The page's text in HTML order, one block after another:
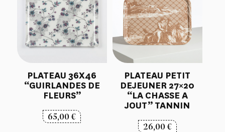
PLATEAU 36X46
“GUIRLANDES DE
FLEURS”
65,00€
PLATEAU PETIT
DEJEUNER 27×20
“LA CHASSE A
JOUT” TANNIN
26,00€